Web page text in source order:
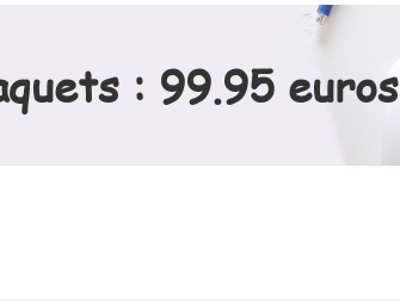
: 99.95 euros